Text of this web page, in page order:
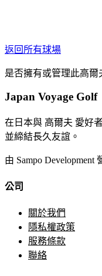
返回所有球場
是否擁有或管理此高爾
Japan Voyage Golf
在日本與 高爾夫 愛好
並締結長久友誼。
由 Sampo Development
公司
關於我們
隱私權政策
服務條款
聯絡